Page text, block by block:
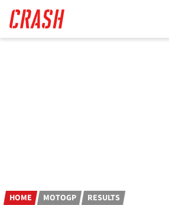
main
content
HOME MOTOGP RESULTS